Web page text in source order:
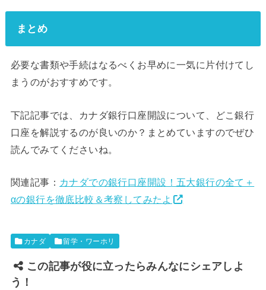
まとめ
必要な書類や手続はなるべくお早めに一気に片付けてし
まうのがおすすめです。
下記記事では、カナダ銀行口座開設について、どこ銀行
口座を解説するのが良いのか？まとめていますのでぜひ
読んでみてくださいね。
関連記事： カナダでの銀行口座開設！五大銀行の全て＋
αの銀行を徹底比較＆考察してみたよ
カナダ 留学・ワーホリ
この記事が役に立ったらみんなにシェアしよ
う！